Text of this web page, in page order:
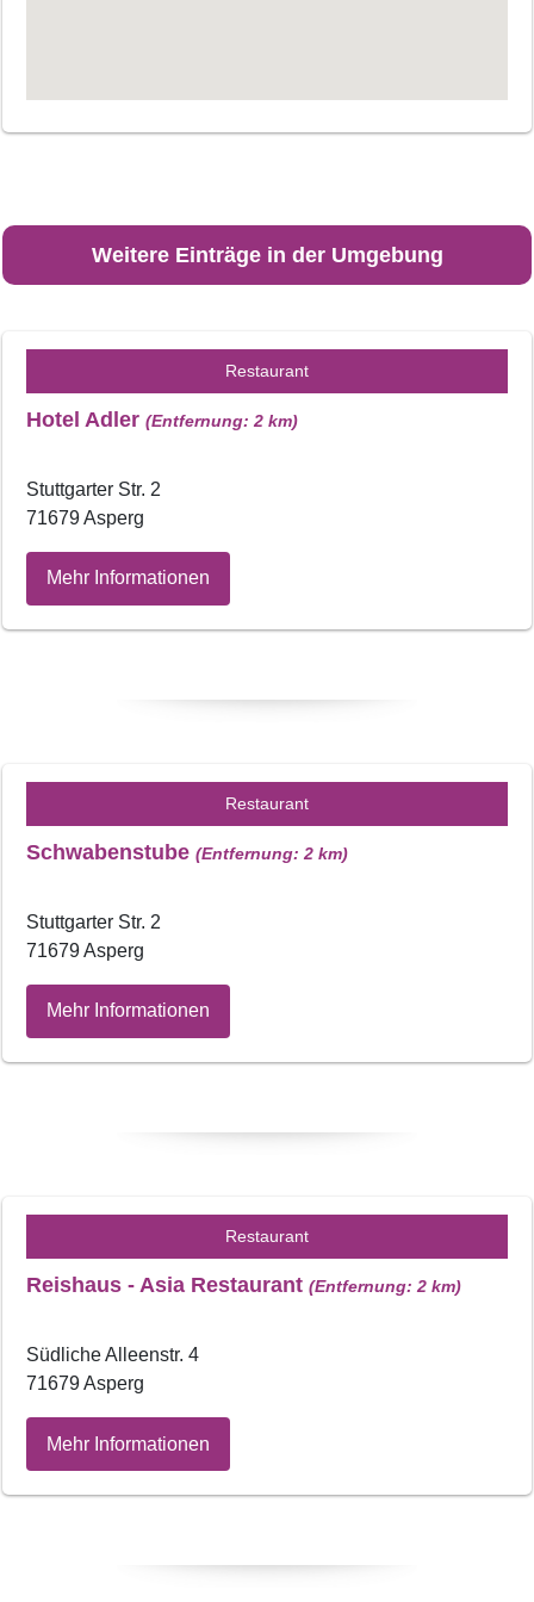
Weitere Einträge in der Umgebung
Restaurant
Hotel Adler (Entfernung: 2 km)
Stuttgarter Str. 2
71679 Asperg
Mehr Informationen
Restaurant
Schwabenstube (Entfernung: 2 km)
Stuttgarter Str. 2
71679 Asperg
Mehr Informationen
Restaurant
Reishaus - Asia Restaurant (Entfernung: 2 km)
Südliche Alleenstr. 4
71679 Asperg
Mehr Informationen